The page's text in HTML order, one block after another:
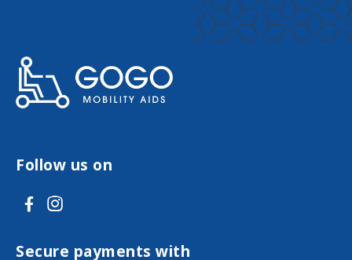
Follow us on
V
s
V
s
Secure payments with